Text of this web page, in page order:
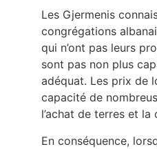
Les Gjermenis
congrégations
qui n’ont pas leurs
sont pas non plus
adéquat. Les prix de
capacité de
l’achat de terres et la
En conséquence,